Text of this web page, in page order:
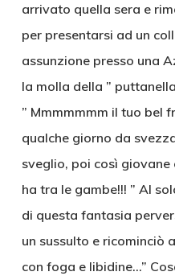
arrivato quella sera e
per presentarsi ad un
assunzione presso una
la molla della ”
” Mmmmmmm il tuo bel
qualche giorno da
sveglio, poi così giovane
ha tra le gambe!!! ” Al
di questa fantasia
un sussulto e ricominciò
con foga e libidine…”